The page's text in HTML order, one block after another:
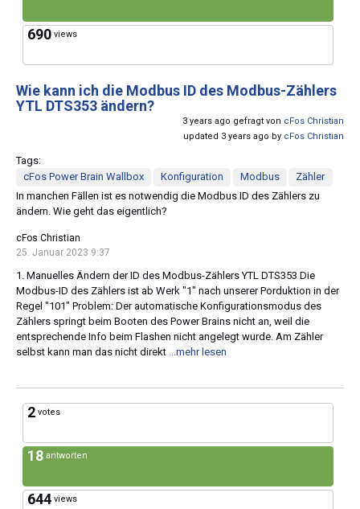
690 views
Wie kann ich die Modbus ID des Modbus-Zählers
YTL DTS353 ändern?
3 years ago gefragt von cFos Christian
updated 3 years ago by cFos Christian
Tags:
cFos Power Brain Wallbox
Konfiguration Modbus
Zähler
In manchen Fällen ist es notwendig die Modbus ID des Zählers zu
ändern. Wie geht das eigentlich?
cFos Christian
25. Januar 2023 9:37
1. Manuelles Ändern der ID des Modbus-Zählers YTL DTS353 Die
Modbus-ID des Zählers ist ab Werk "1" nach unserer Porduktion in der
Regel "101" Problem: Der automatische Konfigurationsmodus des
Zählers springt beim Booten des Power Brains nicht an, weil die
entsprechende Info beim Flashen nicht angelegt wurde. Am Zähler
selbst kann man das nicht direkt ...mehr lesen
2 votes
18 antworten
644 views